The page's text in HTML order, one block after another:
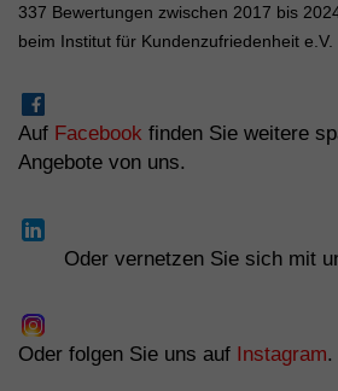
337 Bewertungen zwischen 2017 bis
beim Institut für Kundenzufriedenheit e.V.
Auf Facebook finden Sie weitere
Angebote von uns.
Oder vernetzen Sie sich mit
Oder folgen Sie uns auf Instagram.